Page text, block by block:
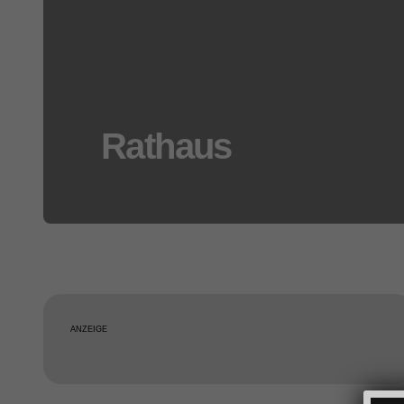
Rathaus
ANZEIGE